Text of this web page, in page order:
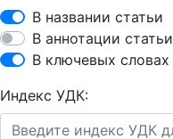
В названии статьи
В аннотации статьи
В ключевых словах
Индекс УДК: